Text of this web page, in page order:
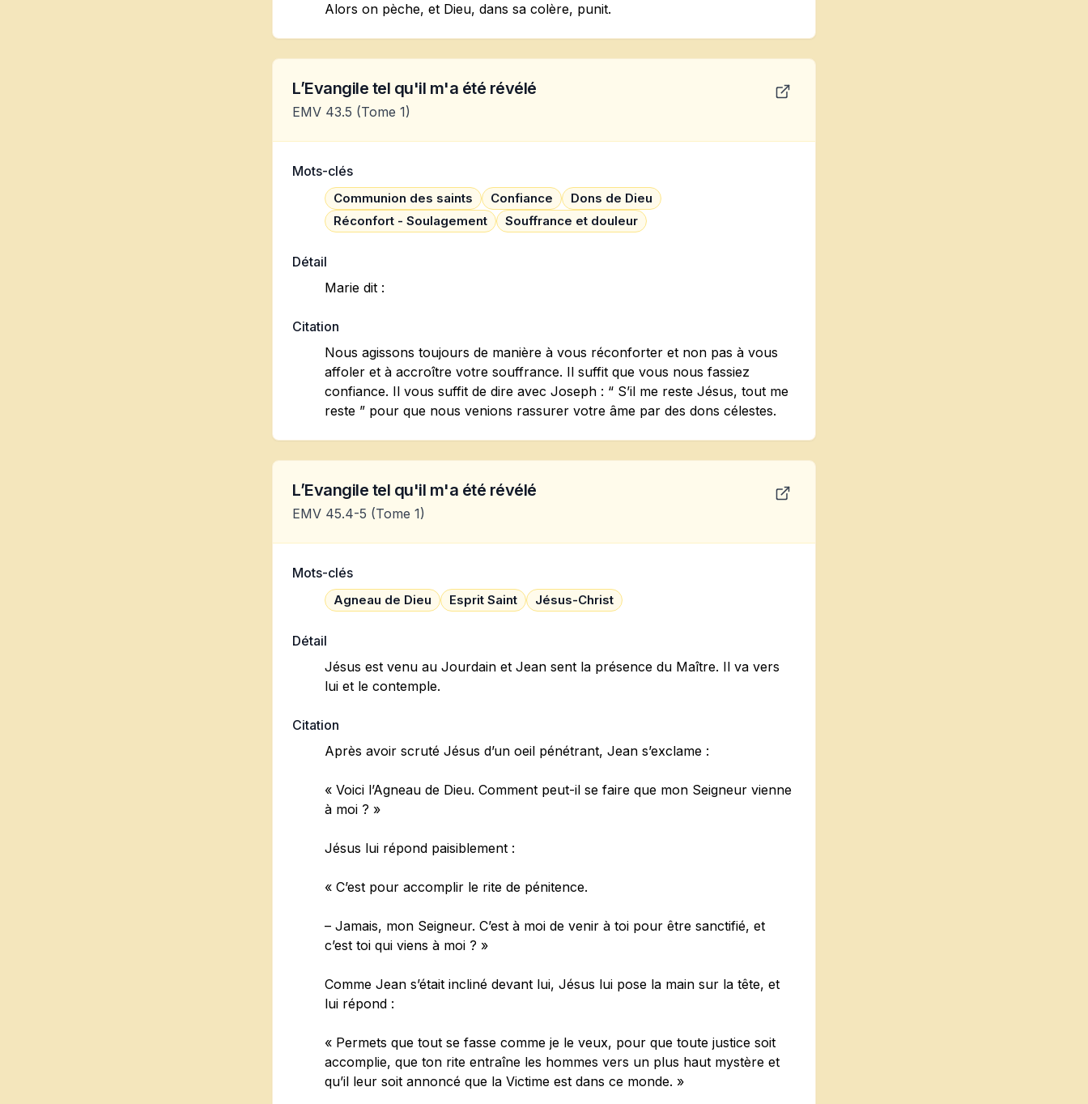
Alors on pèche, et Dieu, dans sa colère, punit.
L’Evangile tel qu'il m'a été révélé
EMV 43.5 (Tome 1)
Mots-clés
Communion des saints Confiance
Dons de Dieu
Réconfort - Soulagement
Souffrance et douleur
Détail
Marie dit :
Citation
Nous agissons toujours de manière à vous réconforter et non pas à vous
affoler et à accroître votre souffrance. Il suffit que vous nous fassiez
confiance. Il vous suffit de dire avec Joseph : “ S’il me reste Jésus, tout me
reste ” pour que nous venions rassurer votre âme par des dons célestes.
L’Evangile tel qu'il m'a été révélé
EMV 45.4-5 (Tome 1)
Mots-clés
Agneau de Dieu Esprit Saint Jésus-Christ
Détail
Jésus est venu au Jourdain et Jean sent la présence du Maître. Il va vers
lui et le contemple.
Citation
Après avoir scruté Jésus d’un oeil pénétrant, Jean s’exclame :
« Voici l’Agneau de Dieu. Comment peut-il se faire que mon Seigneur vienne
à moi ? »
Jésus lui répond paisiblement :
« C’est pour accomplir le rite de pénitence.
– Jamais, mon Seigneur. C’est à moi de venir à toi pour être sanctifié, et
c’est toi qui viens à moi ? »
Comme Jean s’était incliné devant lui, Jésus lui pose la main sur la tête, et
lui répond :
« Permets que tout se fasse comme je le veux, pour que toute justice soit
accomplie, que ton rite entraîne les hommes vers un plus haut mystère et
qu’il leur soit annoncé que la Victime est dans ce monde. »